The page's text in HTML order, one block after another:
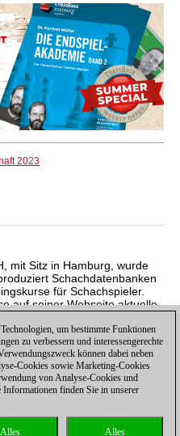
2023
mit Sitz in Hamburg, wurde
Schachdatenbanken
für Schachspieler.
auf seiner Webseite aktuelle
weltweit als wichtigste
| |Lizenzen
um bestimmte Funktionen
zu verbessern und interessengerechte
können dabei neben
Cookies sowie Marketing-Cookies
von Analyse-Cookies und
finden Sie in unserer
Alles
Alles